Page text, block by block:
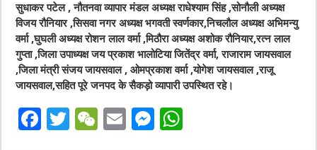
सुधाकर पटेल , नौतनवा व्यापार मंडल अध्यक्ष राधेश्याम सिंह ,सोनौली अध्यक्ष
विजय रौनियार ,सिसवा नगर अध्यक्ष भगवती स्वर्णकार,निचलौल अध्यक्ष अभिमन्यु
वर्मा ,घुघली अध्यक्ष रोशन लाल वर्मा ,मिठौरा अध्यक्ष अशोक रौनियार,रत्न लाल
गुप्ता ,जिला उपाध्यक्ष जय प्रकाश भालोटिया जितेंद्र वर्मा, राजाराम जायसवाल
,जिला मंत्री संजय जायसवाल , ओमप्रकाश वर्मा ,योगेश जायसवाल ,राजू
जायसवाल,सहित पूरे जनपद के सैकड़ो व्यापारी उपस्थित रहे।
F
T
W E
M